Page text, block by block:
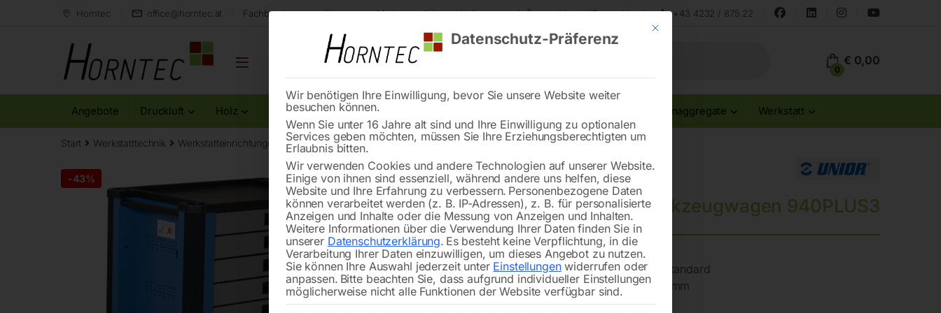
Horntec office@horntec.at Fachberatung aus Kärnten Markenqualität Lieferung nach Österreich und Deutschland +43 4232 / 875 22
0
€ 0,00
Angebote Druckluft Holz Metall Reinigung Stromaggregate Werkstatt
Start Werkstatttechnik Werkstatteinrichtungen Werkzeugwagen 940PLUS3
-43% 🔍
Werkzeugwagen 940PLUS3
Lackierung mit ÖKO-Lack nach Qualitätsstandard
Wagen aus Premium Plus Metallblech – 1 mm
Soft-Schließungssystem
Mit diesem Button wird der Dialog geschlossen. Seine Funktionalität ist
Datenschutz-Präferenz
Wir benötigen Ihre Einwilligung, bevor Sie unsere Website weiter
besuchen können.
Wenn Sie unter 16 Jahre alt sind und Ihre Einwilligung zu optionalen
Services geben möchten, müssen Sie Ihre Erziehungsberechtigten um
Erlaubnis bitten.
Wir verwenden Cookies und andere Technologien auf unserer Website.
Einige von ihnen sind essenziell, während andere uns helfen, diese
Website und Ihre Erfahrung zu verbessern. Personenbezogene Daten
können verarbeitet werden (z. B. IP-Adressen), z. B. für personalisierte
Anzeigen und Inhalte oder die Messung von Anzeigen und Inhalten.
Weitere Informationen über die Verwendung Ihrer Daten finden Sie in
unserer Datenschutzerklärung. Es besteht keine Verpflichtung, in die
Verarbeitung Ihrer Daten einzuwilligen, um dieses Angebot zu nutzen.
Sie können Ihre Auswahl jederzeit unter Einstellungenwiderrufen oder
anpassen. Bitte beachten Sie, dass aufgrund individueller Einstellungen
möglicherweise nicht alle Funktionen der Website verfügbar sind.